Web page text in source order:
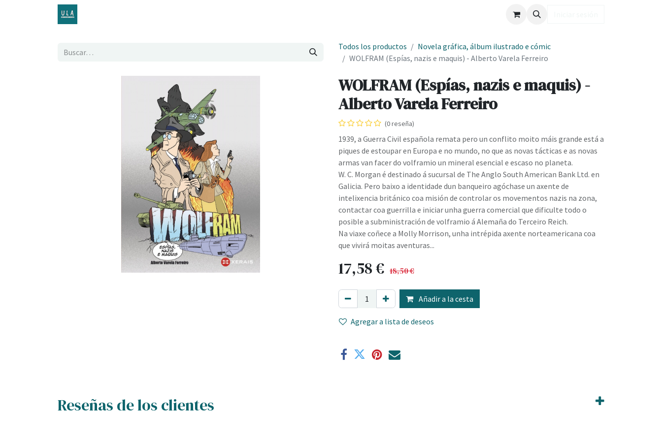
Todos los productos
Novela gráfica, álbum ilustrado e cómic
WOLFRAM (Espías, nazis e maquis) - Alberto Varela Ferreiro
WOLFRAM (Espías, nazis e maquis) -
Alberto Varela Ferreiro
(0 reseña)
1939, a Guerra Civil española remata pero un conflito moito máis grande está a
piques de estoupar en Europa e no mundo, no que as novas tácticas e as novas
armas van facer do volframio un mineral esencial e escaso no planeta.
W. C. Morgan é destinado á sucursal de The Anglo South American Bank Ltd. en
Galicia. Pero baixo a identidade dun banqueiro agóchase un axente de
intelixencia británico coa misión de controlar os movementos nazis na zona,
contactar coa guerrilla e iniciar unha guerra comercial que dificulte todo o
posible a subministración de volframio á Alemaña do Terceiro Reich.
Na viaxe coñece a Molly Morrison, unha intrépida axente norteamericana coa
que vivirá moitas aventuras...
17,58€ 18,50€
Añadir a la cesta
Agregar a lista de deseos
Reseñas de los clientes